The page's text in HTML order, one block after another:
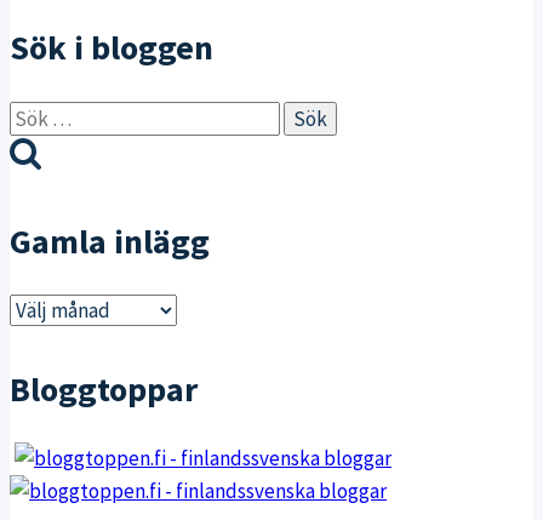
Sök i bloggen
Sök
efter:
Gamla inlägg
Gamla
Bloggtoppar